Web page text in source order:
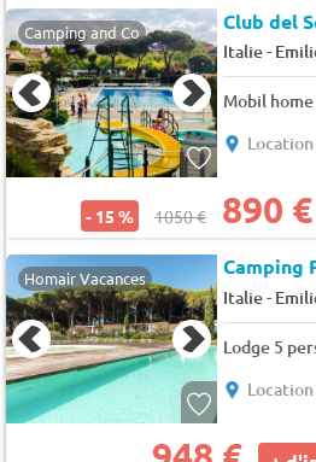
Camping and Co
Italie-
Mobil home
- 15 % 1050 € 890 €
Homair Vacances
Italie-
Lodge 5